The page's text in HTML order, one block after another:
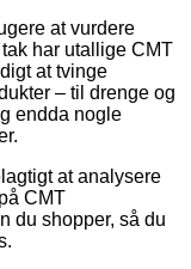
at vurdere
har utallige CMT
at tvinge
– til drenge og
endda nogle
at analysere
CMT
du shopper, så du